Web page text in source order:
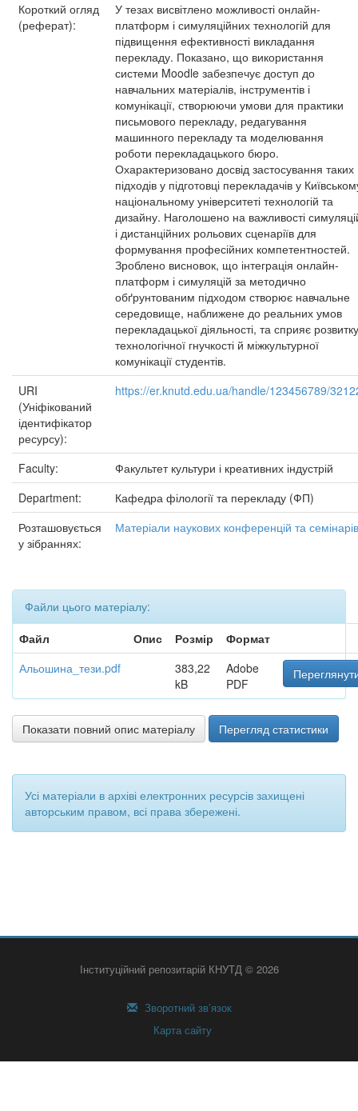
Короткий огляд
(реферат):
У тезах висвітлено можливості онлайн-
платформ і симуляційних технологій для
підвищення ефективності викладання
перекладу. Показано, що використання
системи Moodle забезпечує доступ до
навчальних матеріалів, інструментів і
комунікації, створюючи умови для практики
письмового перекладу, редагування
машинного перекладу та моделювання
роботи перекладацького бюро.
Охарактеризовано досвід застосування таких
підходів у підготовці перекладачів у
національному університеті технологій та
дизайну. Наголошено на важливості
і дистанційних рольових сценаріїв для
формування професійних компетентностей.
Зроблено висновок, що інтеграція онлайн-
платформ і симуляцій за методично
обґрунтованим підходом створює навчальне
середовище, наближене до реальних умов
перекладацької діяльності, та сприяє розвитку
технологічної гнучкості й міжкультурної
комунікації студентів.
URI
(Уніфікований
ідентифікатор
ресурсу):
https://er.knutd.edu.ua/handle/123456789/
Faculty:
Факультет культури і креативних індустрій
Department:
Кафедра філології та перекладу (ФП)
Розташовується
у зібраннях:
Матеріали наукових конференцій та семінарів
Файли цього матеріалу:
Файл
Опис Розмір
Формат
Альошина_тези.pdf
383,22
kB
Adobe
PDF
Показати повний опис матеріалу Перегляд статистики
Усі матеріали в архіві електронних ресурсів захищені
авторським правом, всі права збережені.
Інституційний репозитарій КНУТД © 2026
Зворотний зв’язок
Карта сайту